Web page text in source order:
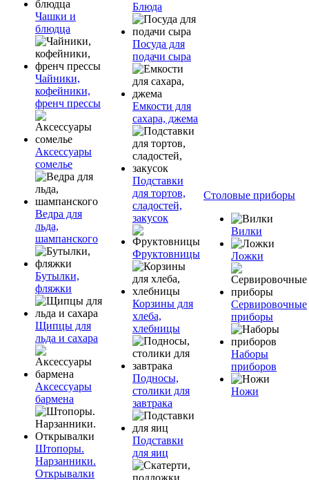
Чашки и
блюдца
Чайники,
кофейники,
френч прессы
Аксессуары
сомелье
Ведра для
льда,
шампанского
Бутылки,
фляжки
Щипцы для
льда и сахара
Аксессуары
бармена
Штопоры.
Нарзанники.
Открывалки
Блюда
Посуда для
подачи сыра
Емкости для
сахара, джема
Подставки
для тортов,
сладостей,
закусок
Фруктовницы
Корзины для
хлеба,
хлебницы
Подносы,
столики для
завтрака
Подставки
для яиц
Столовые приборы
Вилки
Ложки
Сервировочные
приборы
Наборы
приборов
Ножи